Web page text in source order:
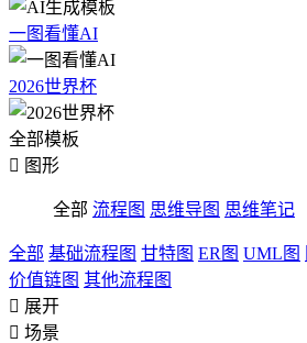
一图看懂AI
2026世界杯
全部模板
 图形
全部 流程图 思维导图 思维笔记
全部 基础流程图 甘特图 ER图 UML图
价值链图 其他流程图
 展开
 场景